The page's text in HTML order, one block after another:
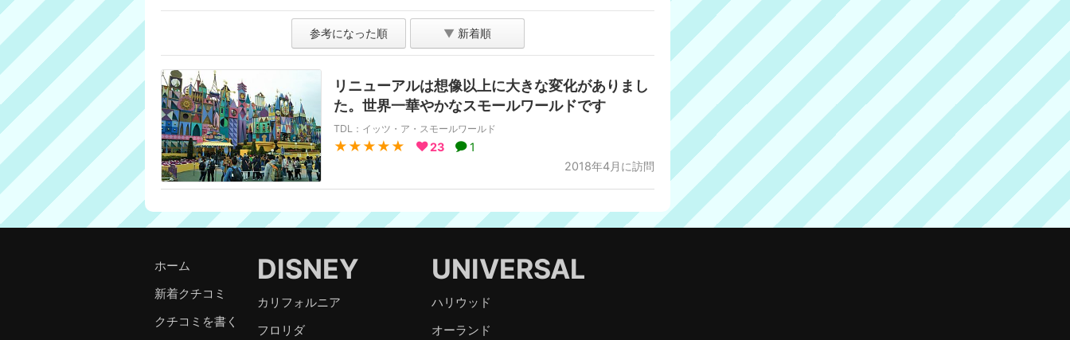
参考になった順 ▼ 新着順
リニューアルは想像以上に大きな変化がありまし
た。世界一華やかなスモールワールドです
TDL：イッツ・ア・スモールワールド
★★★★★ 23
1
2018年4月に訪問
ホーム
新着クチコミ
クチコミを書く
DISNEY
カリフォルニア
フロリダ
UNIVERSAL
ハリウッド
オーランド